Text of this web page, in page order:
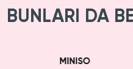
BUNLARI DA
MINISO